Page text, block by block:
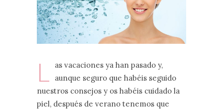
L
as vacaciones ya han pasado y,
aunque seguro que habéis seguido
nuestros consejos y os habéis cuidado la
piel, después de verano tenemos que